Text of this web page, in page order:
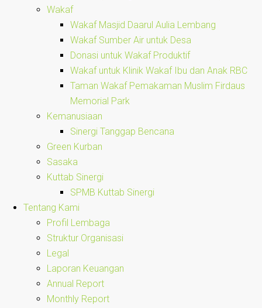
Wakaf
Wakaf Masjid Daarul Aulia Lembang
Wakaf Sumber Air untuk Desa
Donasi untuk Wakaf Produktif
Wakaf untuk Klinik Wakaf Ibu dan Anak RBC
Taman Wakaf Pemakaman Muslim Firdaus
Memorial Park
Kemanusiaan
Sinergi Tanggap Bencana
Green Kurban
Sasaka
Kuttab Sinergi
SPMB Kuttab Sinergi
Tentang Kami
Profil Lembaga
Struktur Organisasi
Legal
Laporan Keuangan
Annual Report
Monthly Report